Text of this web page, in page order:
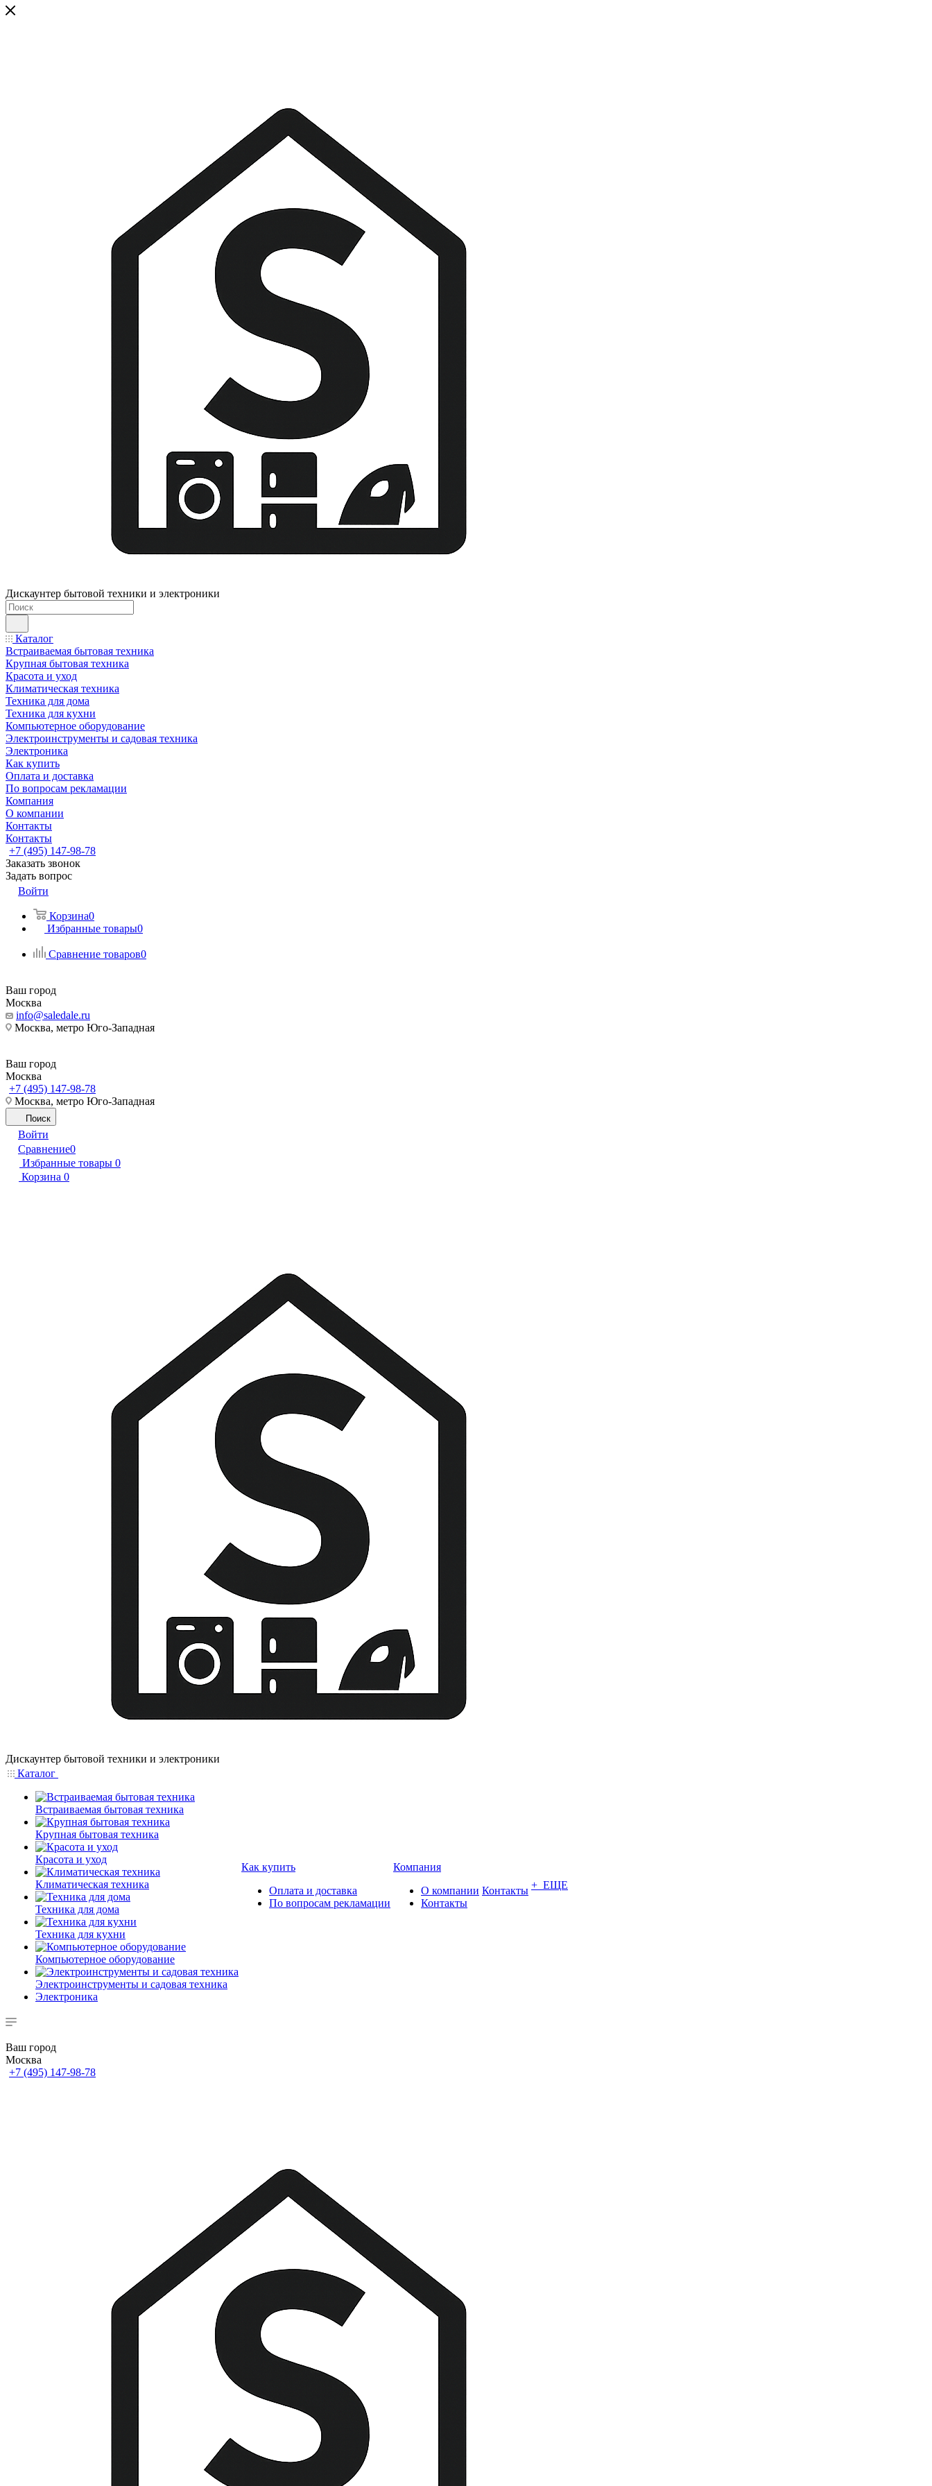
Дискаунтер бытовой техники и электроники
Каталог
Встраиваемая бытовая техника
Крупная бытовая техника
Красота и уход
Климатическая техника
Техника для дома
Техника для кухни
Компьютерное оборудование
Электроинструменты и садовая техника
Электроника
Как купить
Оплата и доставка
По вопросам рекламации
Компания
О компании
Контакты
Контакты
+7 (495) 147-98-78
Заказать звонок
Задать вопрос
Войти
Корзина0
Избранные товары0
Сравнение товаров0
Ваш город
Москва
info@saledale.ru
Москва, метро Юго-Западная
Ваш город
Москва
+7 (495) 147-98-78
Москва, метро Юго-Западная
Поиск
Войти
Сравнение0
Избранные товары 0
Корзина 0
Дискаунтер бытовой техники и электроники
Каталог
Встраиваемая бытовая техника
Крупная бытовая техника
Красота и уход
Климатическая техника
Техника для дома
Техника для кухни
Компьютерное оборудование
Электроинструменты и садовая техника
Электроника
Как купить
Оплата и доставка
По вопросам рекламации
Компания
О компании
Контакты
Контакты + ЕЩЕ
Ваш город
Москва
+7 (495) 147-98-78